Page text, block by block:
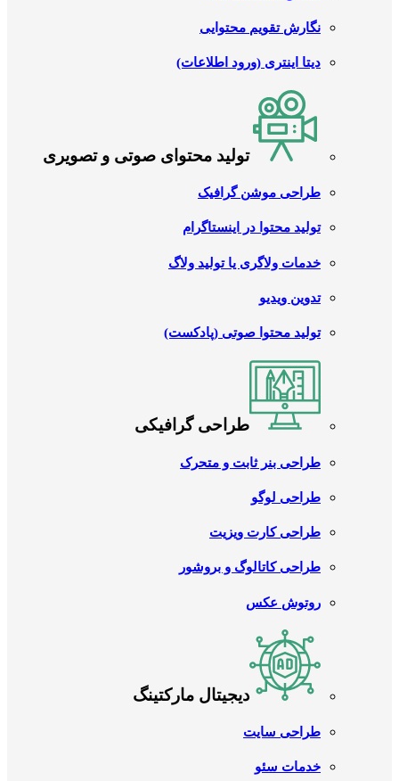
نگارش تقویم محتوایی
دیتا اینتری (ورود اطلاعات)
تولید محتوای صوتی و تصویری
طراحی موشن گرافیک
تولید محتوا در اینستاگرام
خدمات ولاگری یا تولید ولاگ
تدوین ویدیو
تولید محتوا صوتی (پادکست)
طراحی گرافیکی
طراحی بنر ثابت و متحرک
طراحی لوگو
طراحی کارت ویزیت
طراحی کاتالوگ و بروشور
روتوش عکس
دیجیتال مارکتینگ
طراحی سایت
خدمات سئو